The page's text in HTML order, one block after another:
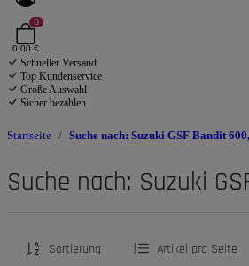
0
0,00 €
Schneller Versand
Top Kundenservice
Große Auswahl
Sicher bezahlen
Startseite Suche nach: Suzuki GSF Bandit
Suche nach: Suzuki
Sortierung Artikel pro Seite